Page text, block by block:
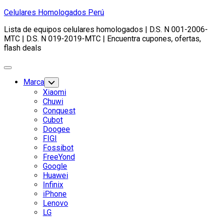
Skip
content
Celulares Homologados Perú
Lista de equipos celulares homologados | D.S. N 001-2006-
MTC | D.S. N 019-2019-MTC | Encuentra cupones, ofertas,
flash deals
Expand
Marca Toggle
Child
Menu
Xiaomi
Chuwi
Conquest
Cubot
Doogee
FIGI
Fossibot
FreeYond
Google
Huawei
Infinix
iPhone
Lenovo
LG